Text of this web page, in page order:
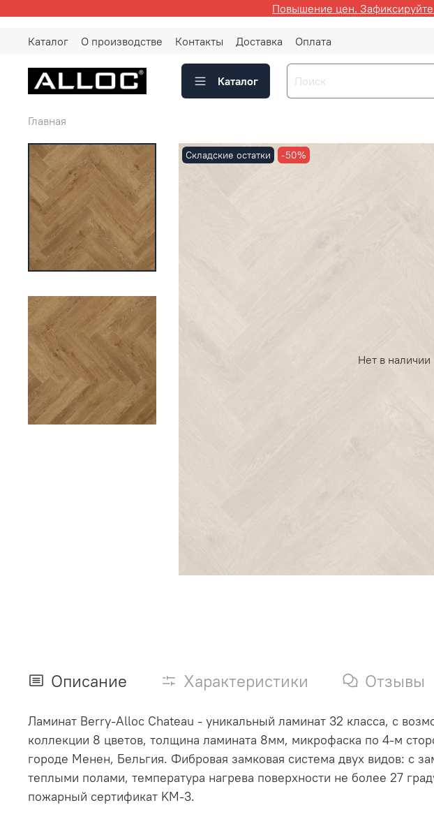
Повышение цен.
Каталог О производстве Контакты Доставка Оплата
Каталог
Главная
Нет в наличии
Складские остатки -50%
Описание Характеристики Отзывы
Ламинат Berry-Alloc Chateau - уникальный ламинат 32 класса, с
коллекции 8 цветов, толщина ламината 8мм, микрофаска по 4-м
городе Менен, Бельгия. Фибровая замковая система двух видов: с
теплыми полами, температура нагрева поверхности не более 27
пожарный сертификат KM-3.